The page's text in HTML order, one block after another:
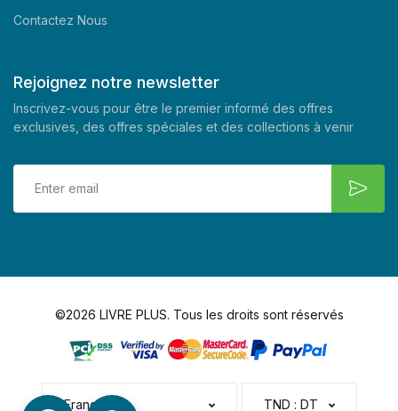
Contactez Nous
Rejoignez notre newsletter
Inscrivez-vous pour être le premier informé des offres
exclusives, des offres spéciales et des collections à venir
©2026 LIVRE PLUS. Tous les droits sont réservés
Français TND : DT